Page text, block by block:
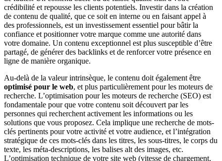
crédibilité et repousse les clients potentiels. Investir dans la création
de contenu de qualité, que ce soit en interne ou en faisant appel à
des professionnels, est un investissement essentiel pour bâtir la
confiance et positionner votre marque comme une autorité dans
votre domaine. Un contenu exceptionnel est plus susceptible d’être
partagé, de générer des backlinks et de renforcer votre présence en
ligne de manière organique.
Au-delà de la valeur intrinsèque, le contenu doit également être
optimisé pour le web, et plus particulièrement pour les moteurs de
recherche. L’optimisation pour les moteurs de recherche (SEO) est
fondamentale pour que votre contenu soit découvert par les
personnes qui recherchent activement les informations ou les
solutions que vous proposez. Cela implique une recherche de mots-
clés pertinents pour votre activité et votre audience, et l’intégration
stratégique de ces mots-clés dans les titres, les sous-titres, le corps du
texte, les méta-descriptions, les balises alt des images, etc.
L’optimisation technique de votre site web (vitesse de chargement,